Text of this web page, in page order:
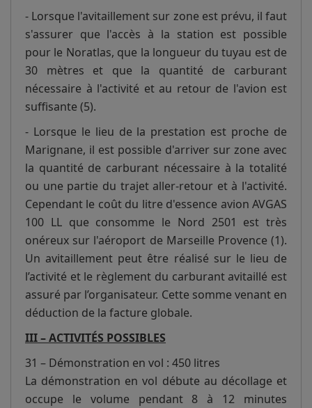
- Lorsque l'avitaillement sur zone est prévu, il faut
s'assurer que l'accès à la station est possible
pour le Noratlas, que la longueur du tuyau est de
30 mètres et que la quantité de carburant
nécessaire à l'activité et au retour de l'avion est
suffisante (5).
- Lorsque le lieu de la prestation est proche de
Marignane, il est possible d'arriver sur zone avec
la quantité de carburant nécessaire à la totalité
ou une partie du trajet aller-retour et à l'activité.
Cependant le coût du litre d'essence avion AVGAS
100 LL que consomme le Nord 2501 est très
onéreux sur l'aéroport de Marseille Provence (1).
Un avitaillement peut être réalisé sur le lieu de
l’activité et le règlement du carburant avitaillé est
assuré par l’organisateur. Cette somme venant en
déduction de la facture globale.
III – ACTIVITÉS POSSIBLES
31 – Démonstration en vol : 450 litres
La démonstration en vol débute au décollage et
occupe le volume pendant 8 à 12 minutes